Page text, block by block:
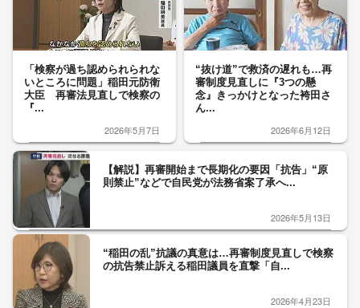
「検察が過ち認められられな
いところに問題」稲田元防衛
大臣 再審法見直しで検察の
『...
2026年5月7日
“抜け道”で救済の遅れも…再
審制度見直しに『3つの懸
念』きっかけとなった袴田さ
ん...
2026年6月12日
【解説】再審開始まで長期化の要因「抗告」“原
則禁止”などで自民党が法務省案了承へ...
2026年5月13日
“稲田の乱”抗議の真意は…再審制度見直しで検察
の抗告禁止訴える稲田議員を直撃「自...
2026年4月23日